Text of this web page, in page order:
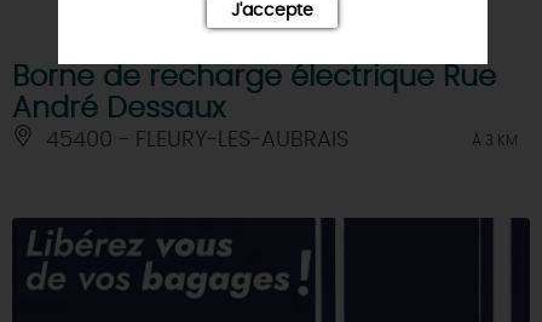
Borne de recharge électrique Rue
André Dessaux
45400 - FLEURY-LES-AUBRAIS À 3 KM
J'accepte